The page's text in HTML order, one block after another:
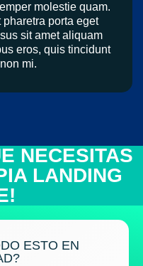
molestie quam.
porta eget
sit amet aliquam
eros, quis tincidunt
mi.
NECESITAS
LANDING
ESTO EN